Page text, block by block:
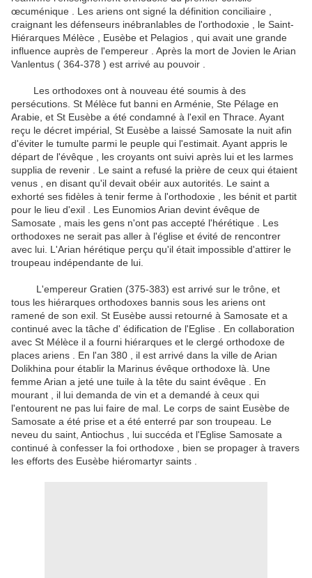
œcuménique .
Les ariens ont signé la définition conciliaire ,
craignant les défenseurs inébranlables de l'orthodoxie , le Saint-
Hiérarques Mélèce , Eusèbe et Pelagios , qui avait une grande
influence auprès de l'empereur .
Après la mort de Jovien le Arian
Vanlentus ( 364-378 ) est arrivé au pouvoir .
Les orthodoxes ont à nouveau été soumis à des
persécutions. St Mélèce fut banni en Arménie, Ste Pélage en
Arabie, et St Eusèbe a été condamné à l'exil en Thrace. Ayant
reçu le décret impérial, St Eusèbe a laissé Samosate la nuit afin
d'éviter le tumulte parmi le peuple qui l'estimait. Ayant appris le
départ de l'évêque , les croyants ont suivi après lui et les larmes
supplia de revenir .
Le saint a refusé la prière de ceux qui étaient
venus , en disant qu'il devait obéir aux autorités. Le saint a
exhorté ses fidèles à tenir ferme à l'orthodoxie , les bénit et partit
pour le lieu d'exil .
Les Eunomios Arian devint évêque de
Samosate , mais les gens n'ont pas accepté l'hérétique .
Les
orthodoxes ne serait pas aller à l'église et évité de rencontrer
avec lui. L'Arian hérétique perçu qu'il était impossible d'attirer le
troupeau indépendante de lui.
L'empereur Gratien (375-383) est arrivé sur le trône, et
tous les hiérarques orthodoxes bannis sous les ariens ont
ramené de son exil. St Eusèbe aussi retourné à Samosate et a
continué avec la tâche d' édification de l'Eglise .
En collaboration
avec St Mélèce il a fourni hiérarques et le clergé orthodoxe de
places ariens .
En l'an 380 , il est arrivé dans la ville de Arian
Dolikhina pour établir la Marinus évêque orthodoxe là.
Une
femme Arian a jeté une tuile à la tête du saint évêque .
En
mourant , il lui demanda de vin et a demandé à ceux qui
l'entourent ne pas lui faire de mal. Le corps de saint Eusèbe de
Samosate a été prise et a été enterré par son troupeau.
Le
neveu du saint, Antiochus , lui succéda et l'Eglise Samosate a
continué à confesser la foi orthodoxe , bien se propager à travers
les efforts des Eusèbe hiéromartyr saints .